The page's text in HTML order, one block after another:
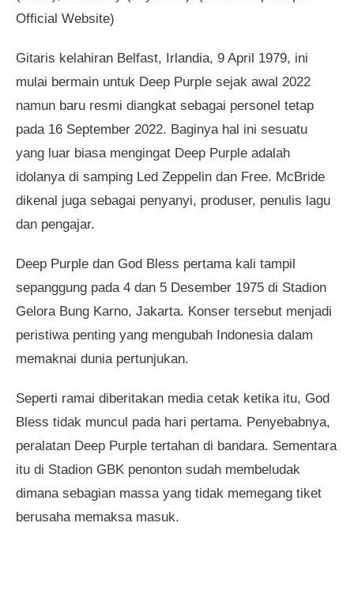
Official Website)
Gitaris kelahiran Belfast, Irlandia, 9 April 1979, ini
mulai bermain untuk Deep Purple sejak awal 2022
namun baru resmi diangkat sebagai personel tetap
pada 16 September 2022. Baginya hal ini sesuatu
yang luar biasa mengingat Deep Purple adalah
idolanya di samping Led Zeppelin dan Free. McBride
dikenal juga sebagai penyanyi, produser, penulis lagu
dan pengajar.
Deep Purple dan God Bless pertama kali tampil
sepanggung pada 4 dan 5 Desember 1975 di Stadion
Gelora Bung Karno, Jakarta. Konser tersebut menjadi
peristiwa penting yang mengubah Indonesia dalam
memaknai dunia pertunjukan.
Seperti ramai diberitakan media cetak ketika itu, God
Bless tidak muncul pada hari pertama. Penyebabnya,
peralatan Deep Purple tertahan di bandara. Sementara
itu di Stadion GBK penonton sudah membeludak
dimana sebagian massa yang tidak memegang tiket
berusaha memaksa masuk.